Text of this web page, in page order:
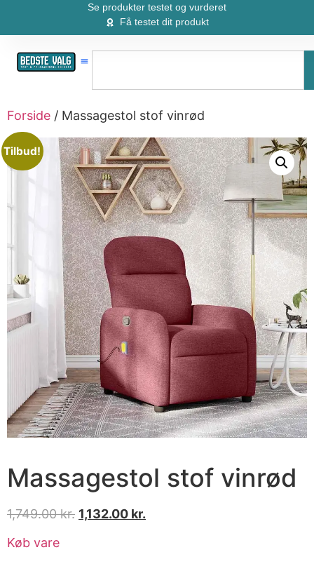
Se produkter testet og vurderet
Få testet dit produkt
Forside / Massagestol stof vinrød
Tilbud!
Massagestol stof vinrød
1,749.00kr. 1,132.00 kr.
Køb vare